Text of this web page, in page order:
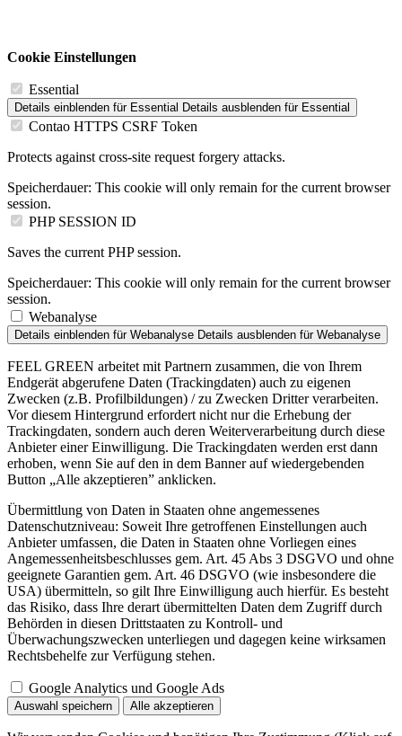
Cookie Einstellungen
Essential
Details einblenden für Essential Details ausblenden für Essential
Contao HTTPS CSRF Token
Protects against cross-site request forgery attacks.
Speicherdauer: This cookie will only remain for the current browser
session.
PHP SESSION ID
Saves the current PHP session.
Speicherdauer: This cookie will only remain for the current browser
session.
Webanalyse
Details einblenden für Webanalyse Details ausblenden für Webanalyse
FEEL GREEN arbeitet mit Partnern zusammen, die von Ihrem
Endgerät abgerufene Daten (Trackingdaten) auch zu eigenen
Zwecken (z.B. Profilbildungen) / zu Zwecken Dritter verarbeiten.
Vor diesem Hintergrund erfordert nicht nur die Erhebung der
Trackingdaten, sondern auch deren Weiterverarbeitung durch diese
Anbieter einer Einwilligung. Die Trackingdaten werden erst dann
erhoben, wenn Sie auf den in dem Banner auf wiedergebenden
Button „Alle akzeptieren” anklicken.
Übermittlung von Daten in Staaten ohne angemessenes
Datenschutzniveau: Soweit Ihre getroffenen Einstellungen auch
Anbieter umfassen, die Daten in Staaten ohne Vorliegen eines
Angemessenheitsbeschlusses gem. Art. 45 Abs 3 DSGVO und ohne
geeignete Garantien gem. Art. 46 DSGVO (wie insbesondere die
USA) übermitteln, so gilt Ihre Einwilligung auch hierfür. Es besteht
das Risiko, dass Ihre derart übermittelten Daten dem Zugriff durch
Behörden in diesen Drittstaaten zu Kontroll- und
Überwachungszwecken unterliegen und dagegen keine wirksamen
Rechtsbehelfe zur Verfügung stehen.
Google Analytics und Google Ads
Auswahl speichern Alle akzeptieren